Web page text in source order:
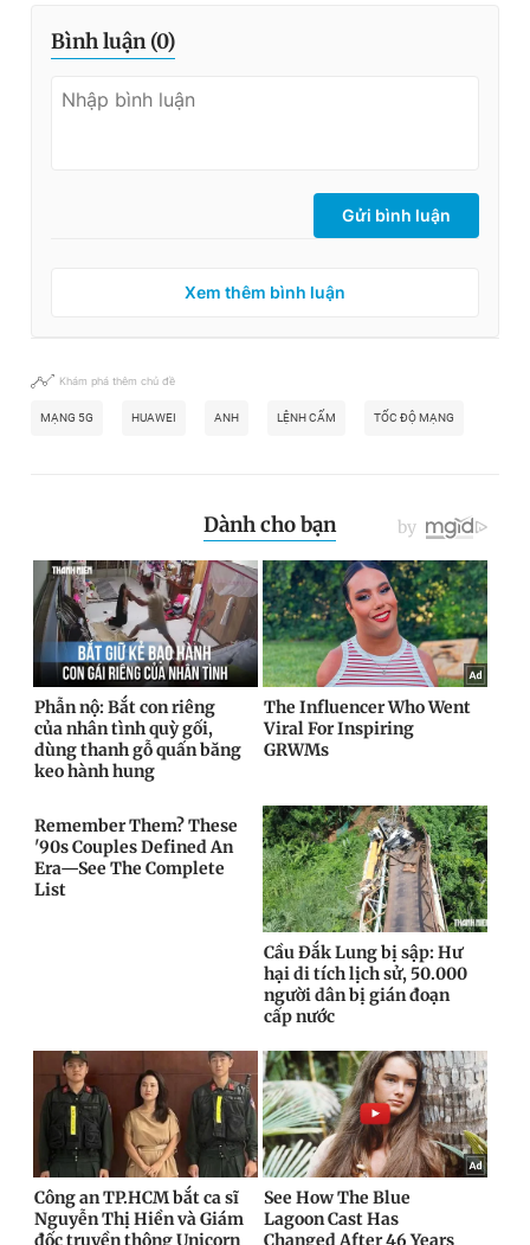
Bình luận (0)
Gửi bình luận
Xem thêm bình luận
Khám phá thêm chủ đề
MẠNG 5G HUAWEI ANH LỆNH CẤM TỐC ĐỘ MẠNG